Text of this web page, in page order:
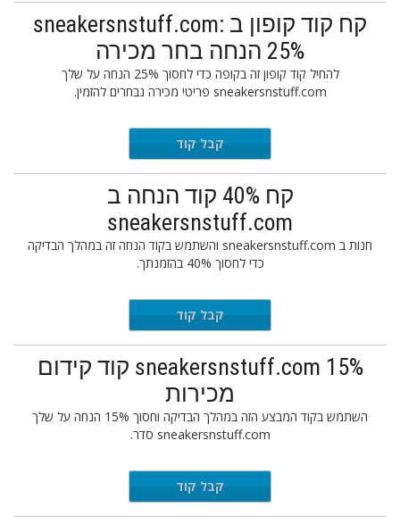
קח קוד קופון ב sneakersnstuff.com:
25% הנחה בחר מכירה
להחיל קוד קופון זה בקופה כדי לחסוך 25% הנחה על שלך
sneakersnstuff.com פריטי מכירה נבחרים להזמין.
EXTRA25קבל קוד
קח 40% קוד הנחה ב
sneakersnstuff.com
חנות ב sneakersnstuff.com והשתמש בקוד הנחה זה במהלך הבדיקה
כדי לחסוך 40% בהזמנתך.
KERHEADקבל קוד
sneakersnstuff.com 15% קוד קידום
מכירות
השתמש בקוד המבצע הזה במהלך הבדיקה וחסוך 15% הנחה על שלך
sneakersnstuff.com סדר.
EXTRA15קבל קוד